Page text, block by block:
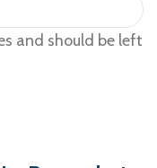
and should be left